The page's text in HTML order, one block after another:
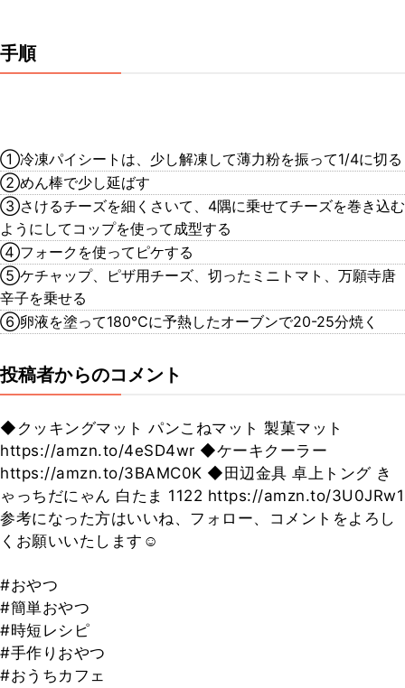
手順
①冷凍パイシートは、少し解凍して薄力粉を振って1/4に切る
②めん棒で少し延ばす
③さけるチーズを細くさいて、4隅に乗せてチーズを巻き込む
ようにしてコップを使って成型する
④フォークを使ってピケする
⑤ケチャップ、ピザ用チーズ、切ったミニトマト、万願寺唐
辛子を乗せる
⑥卵液を塗って180℃に予熱したオーブンで20-25分焼く
投稿者からのコメント
◆クッキングマット パンこねマット 製菓マット
https://amzn.to/4eSD4wr ◆ケーキクーラー
https://amzn.to/3BAMC0K ◆田辺金具 卓上トング き
ゃっちだにゃん 白たま 1122 https://amzn.to/3U0JRw1
参考になった方はいいね、フォロー、コメントをよろし
くお願いいたします☺
#おやつ
#簡単おやつ
#時短レシピ
#手作りおやつ
#おうちカフェ